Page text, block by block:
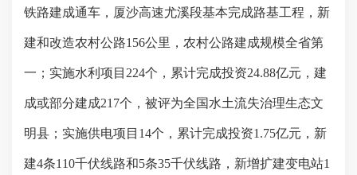
铁路建成通车，厦沙高速尤溪段基本完成路基工程，新
建和改造农村公路156公里，农村公路建成规模全省第
一；实施水利项目 224个，累计完成投资24.88亿元，建
成或部分建成217个，被评为全国水土流失治理生态文
明县；实施供电项目 14个，累计完成投资1.75亿元，新
建4条110千伏线路和5条35千伏线路，新增扩建变电站1